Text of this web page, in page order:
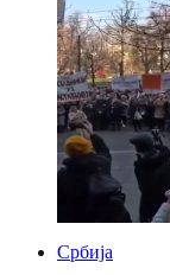
Србија